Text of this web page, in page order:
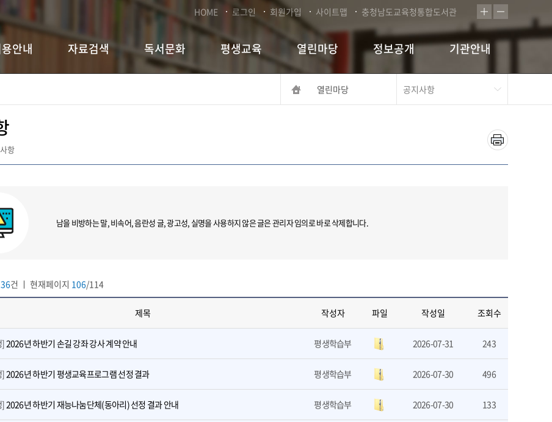
HOME 로그인 회원가입 사이트맵 충청남도교육청통합도서관
안내 자료검색 독서문화 평생교육 열린마당 정보공개 기관안내
열린마당
항
남을 비방하는 말, 비속어, 음란성 글, 광고성, 실명을 사용하지 않은 글은 관리자 임의로 바로 삭제합니다.
건 ㅣ 현재페이지 106/114
제목 작성자 파일 작성일 조회수
]2026년 하반기 손길 강좌 강사 계약 안내 평생학습부 2026-07-31 243
]2026년 하반기 평생교육프로그램 선정 결과 평생학습부 2026-07-30 496
]2026년 하반기 재능나눔단체(동아리) 선정 결과 안내 평생학습부 2026-07-30 133